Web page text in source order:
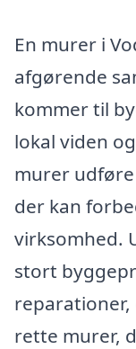
En murer i
afgørende
kommer til
lokal viden
murer
der kan
virksomhed.
stort
rette murer,